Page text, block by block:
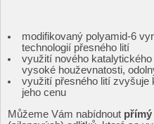
modifikovaný polyamid-6
technologií přesného lití
využití nového
vysoké houževnatosti,
využití přesného lití zvyšuje
jeho cenu
Můžeme Vám nabídnout přímý